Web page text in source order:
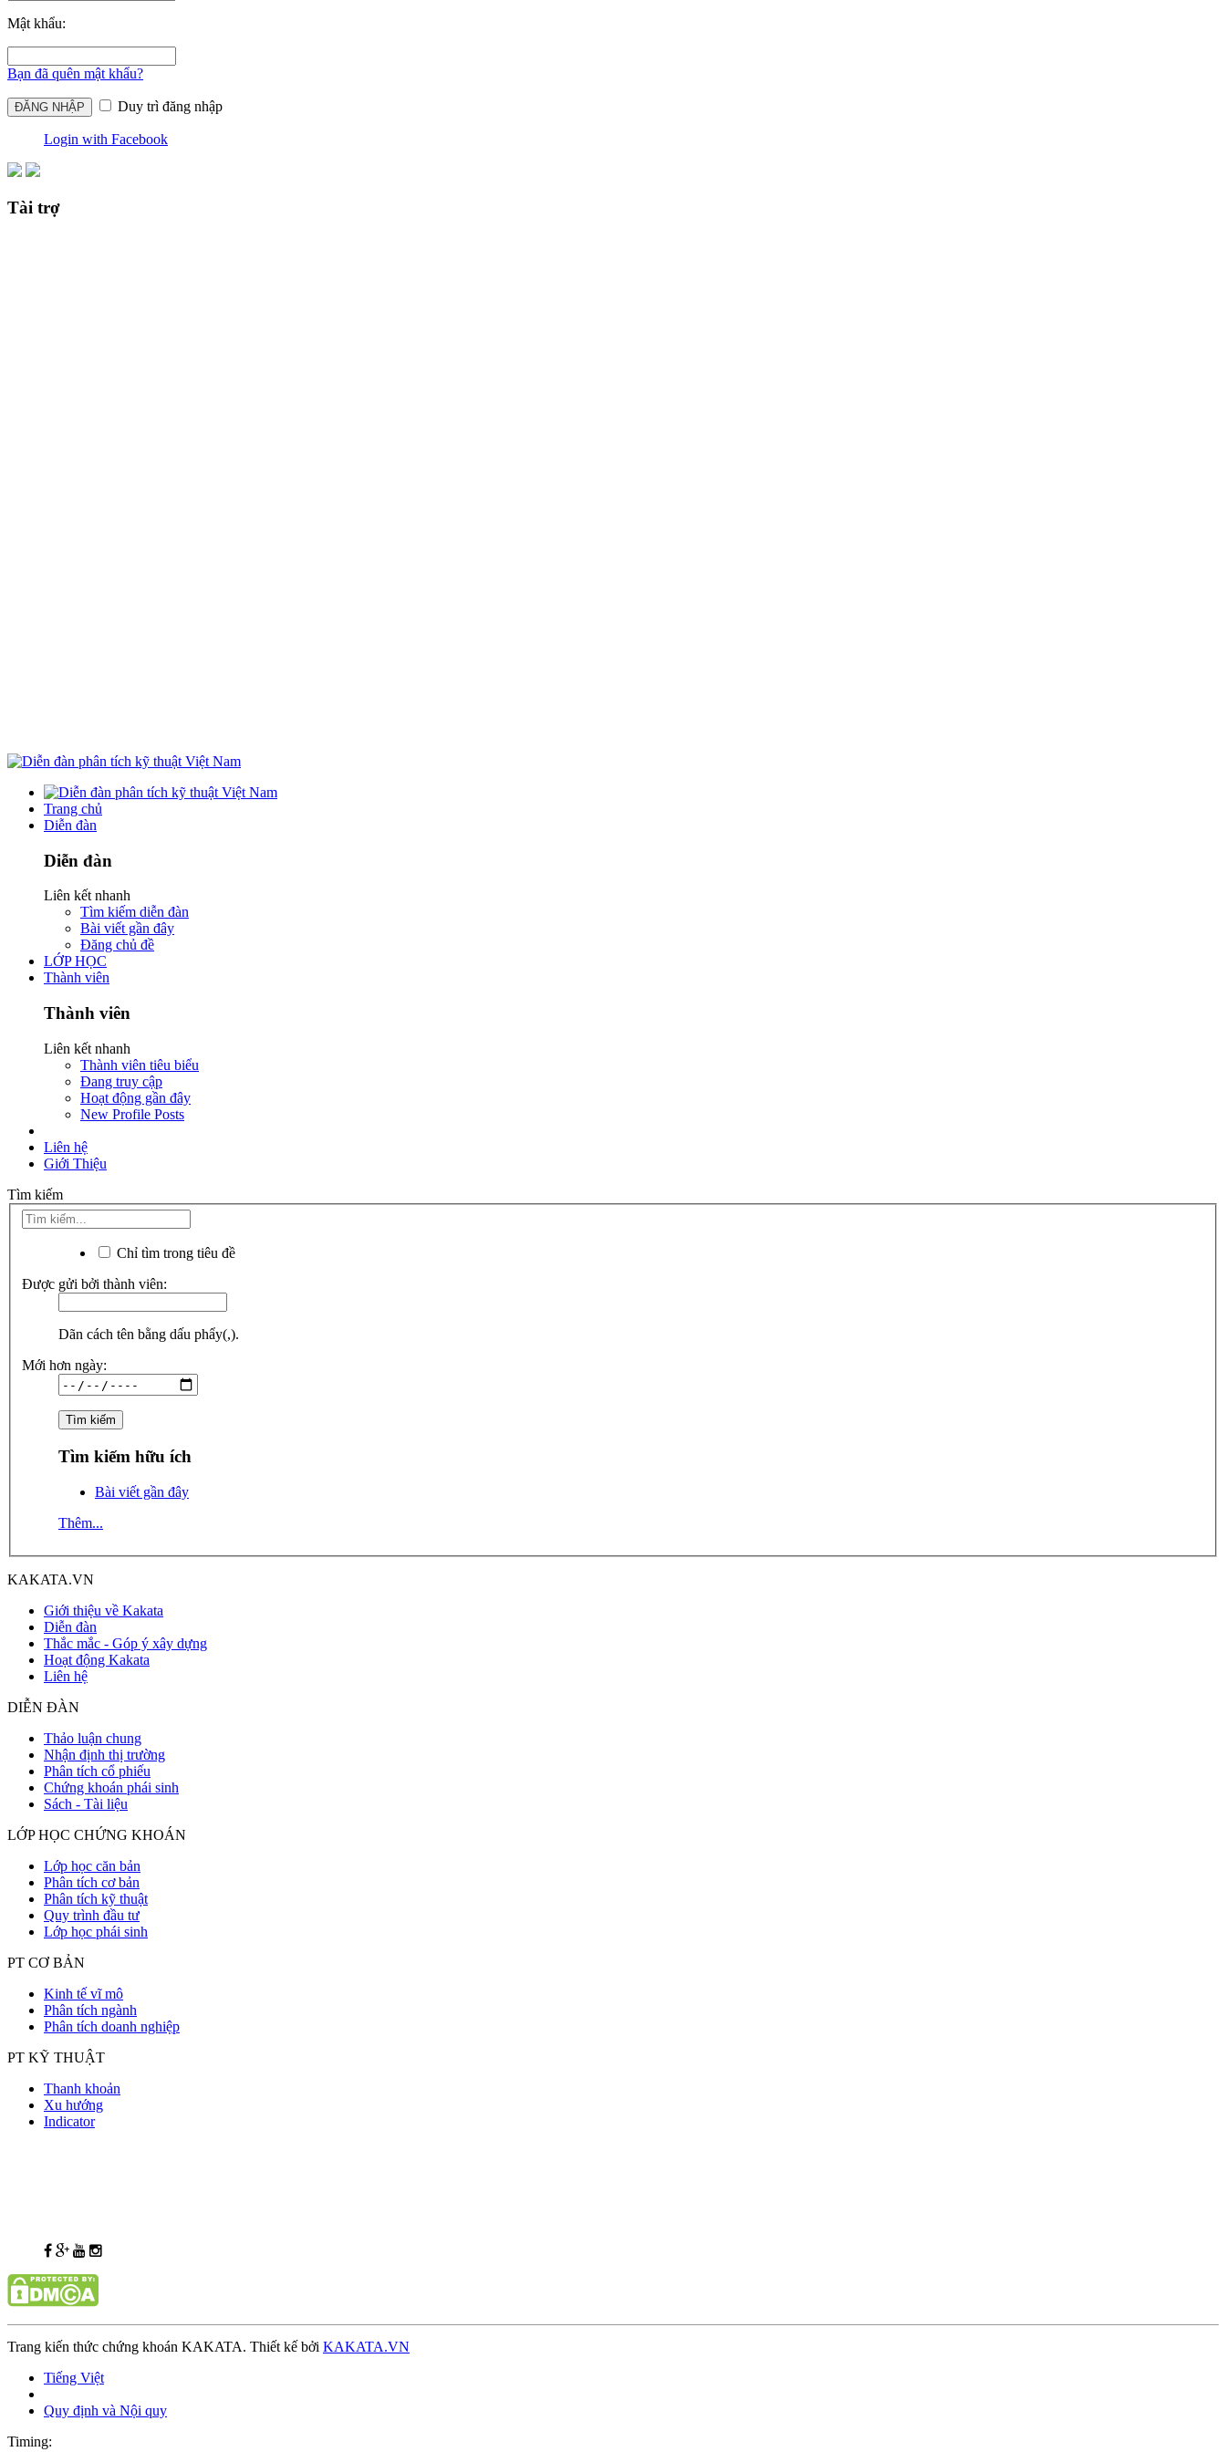
Mật khẩu:
Bạn đã quên mật khẩu?
Duy trì đăng nhập
Login with Facebook
Tài trợ
Trang chủ
Diễn đàn
Diễn đàn
Liên kết nhanh
Tìm kiếm diễn đàn
Bài viết gần đây
Đăng chủ đề
LỚP HỌC
Thành viên
Thành viên
Liên kết nhanh
Thành viên tiêu biểu
Đang truy cập
Hoạt động gần đây
New Profile Posts
Liên hệ
Giới Thiệu
Tìm kiếm
Chỉ tìm trong tiêu đề
Được gửi bởi thành viên:
Dãn cách tên bằng dấu phẩy(,).
Mới hơn ngày:
Tìm kiếm hữu ích
Bài viết gần đây
Thêm...
KAKATA.VN
Giới thiệu về Kakata
Diễn đàn
Thắc mắc - Góp ý xây dựng
Hoạt động Kakata
Liên hệ
DIỄN ĐÀN
Thảo luận chung
Nhận định thị trường
Phân tích cổ phiếu
Chứng khoán phái sinh
Sách - Tài liệu
LỚP HỌC CHỨNG KHOÁN
Lớp học căn bản
Phân tích cơ bản
Phân tích kỹ thuật
Quy trình đầu tư
Lớp học phái sinh
PT CƠ BẢN
Kinh tế vĩ mô
Phân tích ngành
Phân tích doanh nghiệp
PT KỸ THUẬT
Thanh khoản
Xu hướng
Indicator
Trang kiến thức chứng khoán KAKATA. Thiết kế bởi KAKATA.VN
Tiếng Việt
Quy định và Nội quy
Timing: